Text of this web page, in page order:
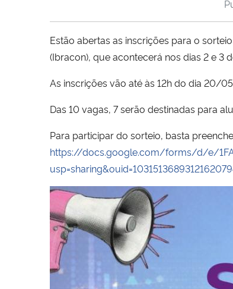
Estão abertas as inscrições para o
(Ibracon), que acontecerá nos dias 2 e 3
As inscrições vão até às 12h do dia 20/
Das 10 vagas, 7 serão destinadas para
Para participar do sorteio, basta
https://docs.google.com/forms/d/e/